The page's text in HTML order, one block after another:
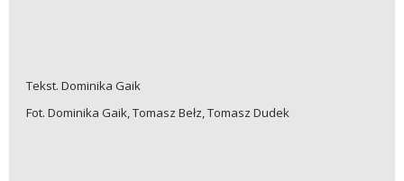
Tekst. Dominika Gaik
Fot. Dominika Gaik, Tomasz Bełz, Tomasz Dudek